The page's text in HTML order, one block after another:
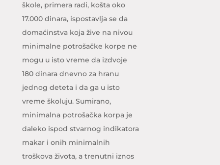
škole, primera radi, košta oko
17.000 dinara, ispostavlja se da
domaćinstva koja žive na nivou
minimalne potrošačke korpe ne
mogu u isto vreme da izdvoje
180 dinara dnevno za hranu
jednog deteta i da ga u isto
vreme školuju. Sumirano,
minimalna potrošačka korpa je
daleko ispod stvarnog indikatora
makar i onih minimalnih
troškova života, a trenutni iznos